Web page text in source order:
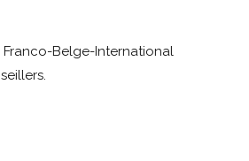
Belge-International